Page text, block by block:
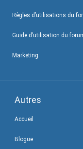
Règles d’utilisations du
Guide d’utilisation du
Marketing
Autres
Accueil
Blogue